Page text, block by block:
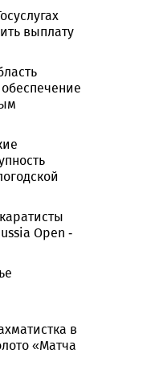
выплату
Open -
в
«Матча